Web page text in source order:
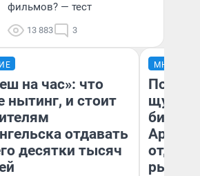
фильмов? — тест
13 883 3
на час»: что
нытинг, и стоит
отдавать
десятки тысяч
МНЕНИЕ
щука!